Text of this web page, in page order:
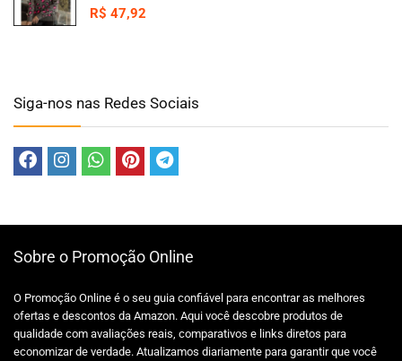
R$ 47,92
Siga-nos nas Redes Sociais
Sobre o Promoção Online
O Promoção Online é o seu guia confiável para encontrar as melhores
ofertas e descontos da Amazon. Aqui você descobre produtos de
qualidade com avaliações reais, comparativos e links diretos para
economizar de verdade. Atualizamos diariamente para garantir que você